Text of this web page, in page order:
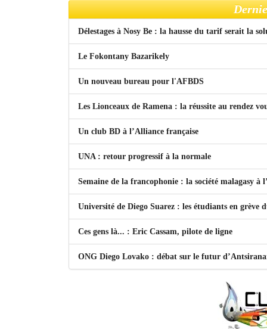
Délestages à Nosy Be : la hausse du tarif serait la
Le Fokontany Bazarikely
Un nouveau bureau pour l'AFBDS
Les Lionceaux de Ramena : la réussite au rendez
Un club BD à l’Alliance française
UNA : retour progressif à la normale
Semaine de la francophonie : la société malagasy à
Université de Diego Suarez : les étudiants en grève
Ces gens là... : Eric Cassam, pilote de ligne
ONG Diego Lovako : débat sur le futur